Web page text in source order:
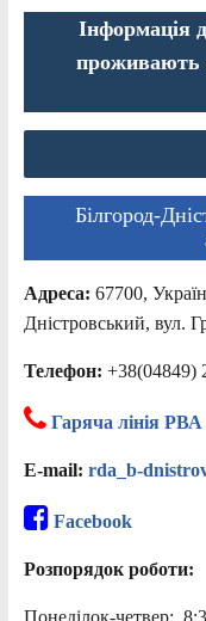
Інформація
проживають
Білгород-
Адреса: 67700,
Дністровський, вул.
Телефон: +38(04849)
Гаряча лінія РВА
E-mail: rda_b-
Facebook
Розпорядок роботи:
Понеділок-четвер: